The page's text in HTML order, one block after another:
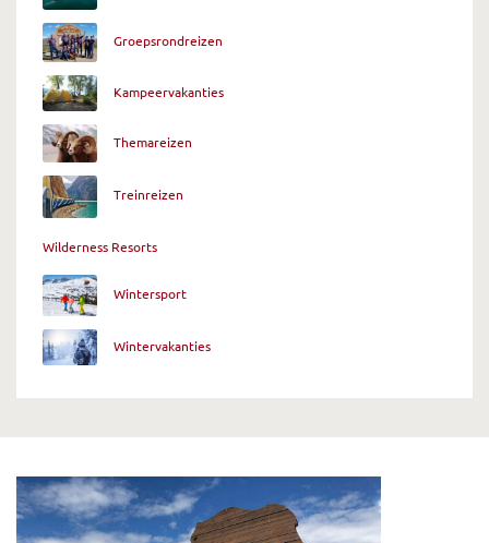
Groepsrondreizen
Kampeervakanties
Themareizen
Treinreizen
Wilderness Resorts
Wintersport
Wintervakanties